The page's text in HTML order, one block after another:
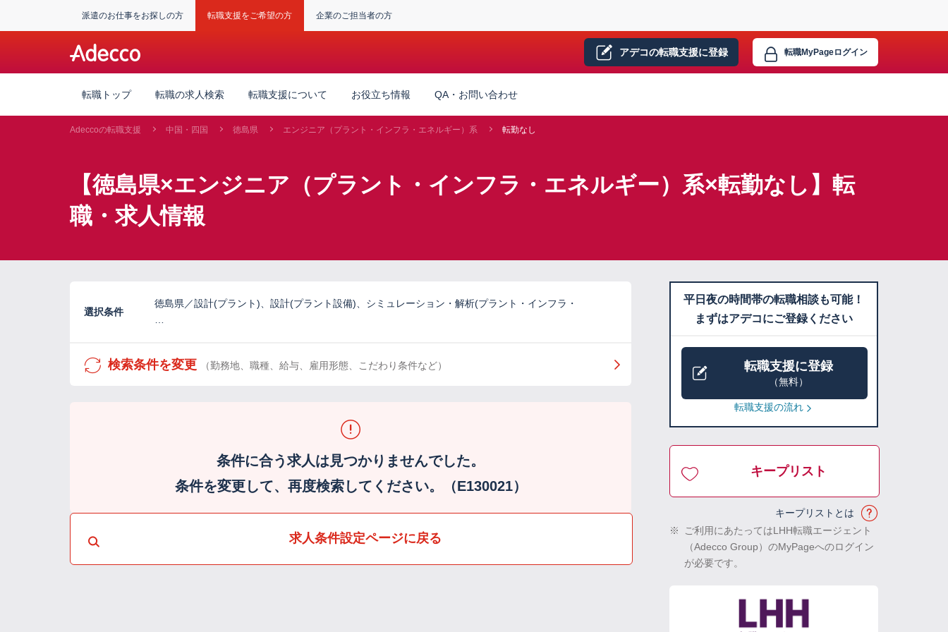
派遣のお仕事をお探しの方 転職支援をご希望の方 企業のご担当者の方
アデコの転職支援に登録 転職MyPageログイン
転職トップ 転職の求人検索 転職支援について お役立ち情報 QA・お問い合わせ
Adeccoの転職支援 中国・四国 徳島県 エンジニア（プラント・インフラ・エネルギー）系 転勤なし
【徳島県×エンジニア（プラント・インフラ・エネルギー）系×転勤なし】転
職・求人情報
選択条件
徳島県／設計(プラント)、設計(プラント設備)、シミュレーション・解析(プラント・インフラ・
検索条件を変更 （勤務地、職種、給与、雇用形態、こだわり条件など）
条件に合う求人は見つかりませんでした。
条件を変更して、再度検索してください。（E130021）
求人条件設定ページに戻る
平日夜の時間帯の転職相談も可能！
まずはアデコにご登録ください
転職支援に登録
（無料）
転職支援の流れ
キープリスト
キープリストとは
※
ご利用にあたってはLHH転職エージェント
（Adecco Group）のMyPageへのログイン
が必要です。